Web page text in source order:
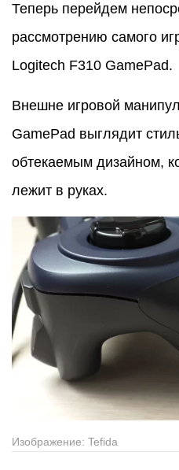
Теперь перейдем
рассмотрению самого
Logitech F310 GamePad.
Внешне игровой
GamePad выглядит
обтекаемым дизайном,
лежит в руках.
Изображение: Tefida